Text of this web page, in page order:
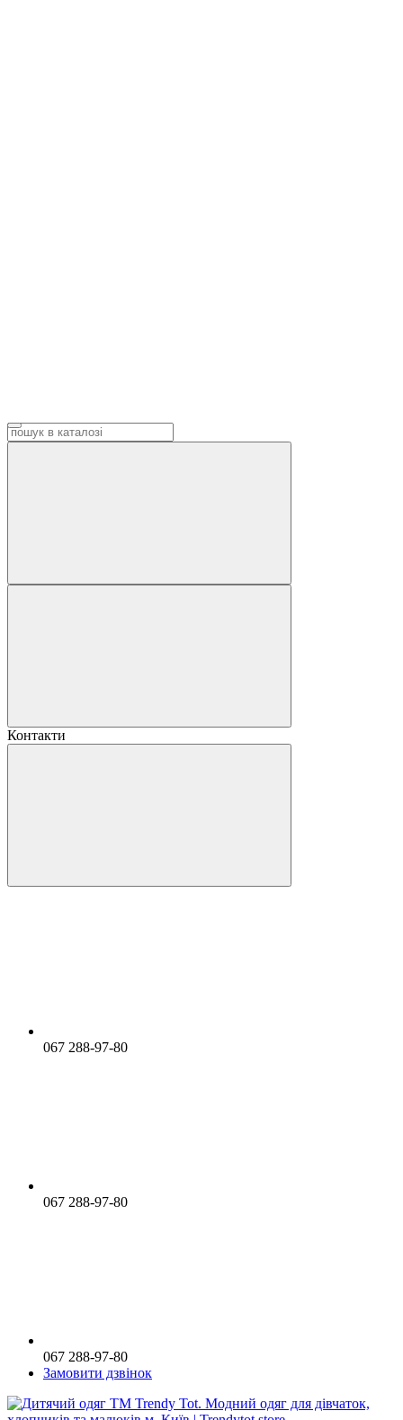
Контакти
067 288-97-80
067 288-97-80
067 288-97-80
Замовити дзвінок